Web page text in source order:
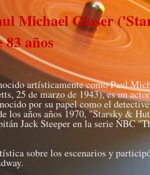
Michael Glaser
años
artísticamente como Paul
25 de marzo de 1943), es un
por su papel como el
los años años 1970, "Starsky &
Jack Steeper en la serie NBC
sobre los escenarios y